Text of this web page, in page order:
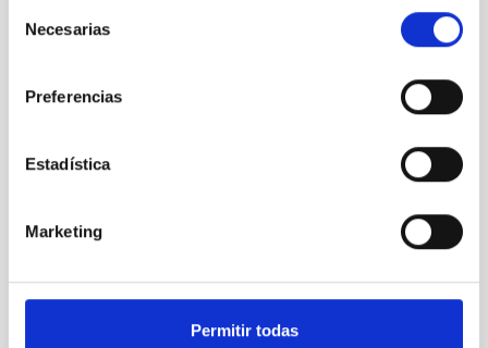
Necesarias
Preferencias
Estadística
Marketing
Permitir todas
panel_para_web.pdf